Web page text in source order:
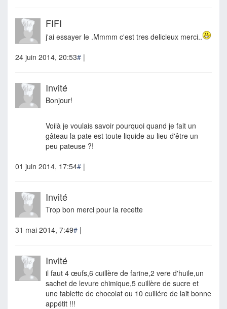
FIFI
j'ai essayer le .Mmmm c'est tres delicieux merci..
24 juin 2014, 20:53# |
Invité
Bonjour!
Voilà je voulais savoir pourquoi quand je fait un
gâteau la pate est toute liquide au lieu d'être un
peu pateuse ?!
01 juin 2014, 17:54# |
Invité
Trop bon merci pour la recette
31 mai 2014, 7:49# |
Invité
il faut 4 œufs,6 cuillère de farine,2 vere d'huile,un
sachet de levure chimique,5 cuillère de sucre et
une tablette de chocolat ou 10 cuillére de lait bonne
appétit !!!